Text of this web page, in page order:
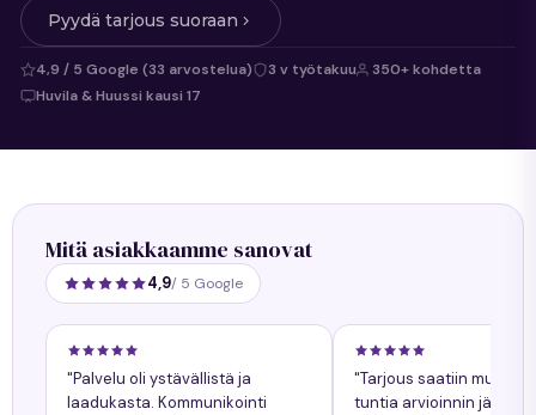
Pyydä tarjous suoraan
4,9 / 5 Google (33 arvostelua) 3 v työtakuu
350+ kohdetta
Huvila & Huussi kausi 17
Mitä asiakkaamme sanovat
4,9/ 5 Google
"Palvelu oli ystävällistä ja
laadukasta. Kommunikointi
"Tarjous saatiin
tuntia arvioinnin